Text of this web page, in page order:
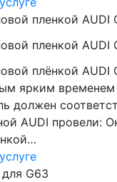
пленкой AUDI
пленкой AUDI
плёнкой AUDI
ярким временем
должен
AUDI провели:
G63